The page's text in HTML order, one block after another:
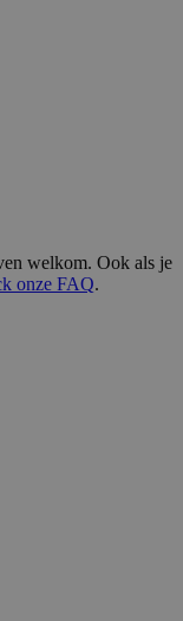
welkom. Ook als je
onze FAQ.